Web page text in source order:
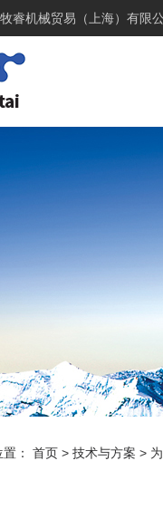
牧睿机械贸易（上海）有限
： 首页 > 技术与方案 >